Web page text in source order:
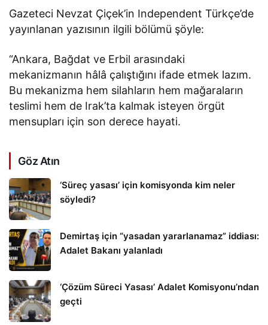
Gazeteci Nevzat Çiçek’in Independent Türkçe’de
yayınlanan yazısının ilgili bölümü şöyle:
“Ankara, Bağdat ve Erbil arasındaki
mekanizmanın hâlâ çalıştığını ifade etmek lazım.
Bu mekanizma hem silahların hem mağaraların
teslimi hem de Irak’ta kalmak isteyen örgüt
mensupları için son derece hayati.
Göz Atın
‘Süreç yasası’ için komisyonda kim neler
söyledi?
Demirtaş için “yasadan yararlanamaz” iddiası:
Adalet Bakanı yalanladı
‘Çözüm Süreci Yasası’ Adalet Komisyonu’ndan
geçti